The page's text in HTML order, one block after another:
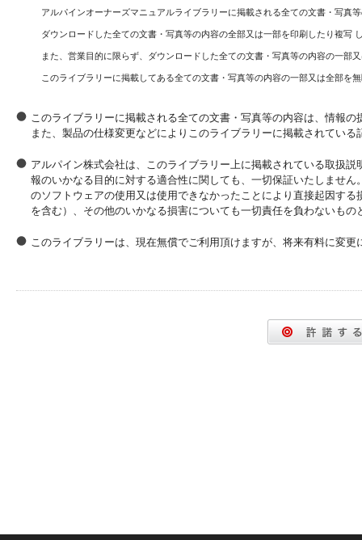
アルパインオーナーズマニュアルライブラリーに掲載される全ての文書・写真
ダウンロードした全ての文書・写真等の内容の全部又は一部を印刷したり複写
また、営業目的に限らず、ダウンロードした全ての文書・写真等の内容の一
このライブラリーに掲載してある全ての文書・写真等の内容の一部又は全部を
このライブラリーに掲載される全ての文書・写真等の内容は、情報
また、製品の仕様変更などによりこのライブラリーに掲載されてい
アルパイン株式会社は、このライブラリー上に掲載されている取扱
報のいかなる目的に対する適合性に関しても、一切保証いたしませ
のソフトウェアの使用又は使用できなかったことにより直接起因す
を含む）、その他のいかなる損害についても一切責任を負わないもの
このライブラリーは、現在無償でご利用頂けますが、将来有料に変